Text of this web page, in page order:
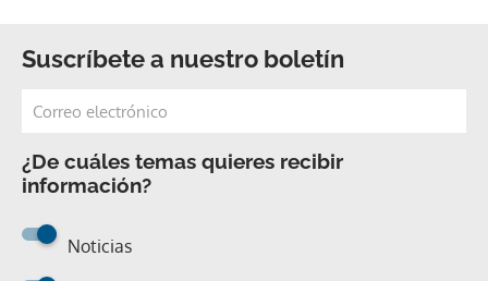
Suscríbete a nuestro boletín
¿De cuáles temas quieres recibir
información?
Noticias